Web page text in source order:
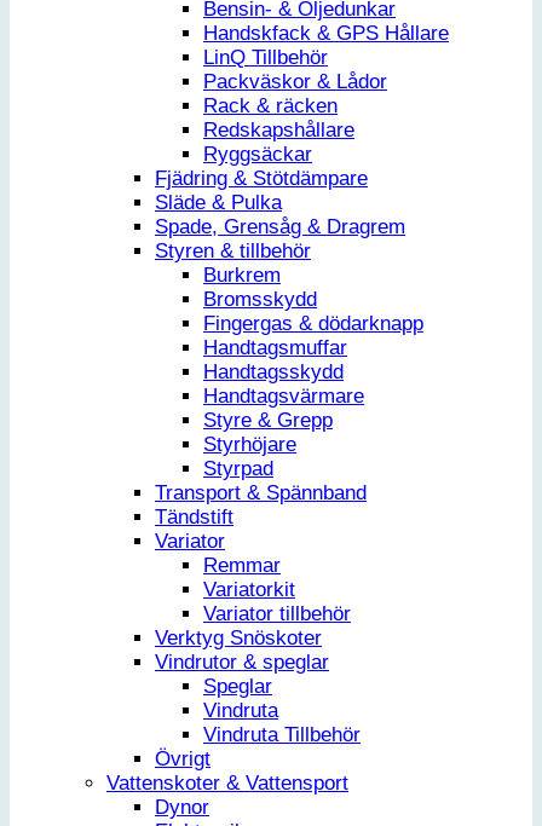
Bensin- & Oljedunkar
Handskfack & GPS Hållare
LinQ Tillbehör
Packväskor & Lådor
Rack & räcken
Redskapshållare
Ryggsäckar
Fjädring & Stötdämpare
Släde & Pulka
Spade, Grensåg & Dragrem
Styren & tillbehör
Burkrem
Bromsskydd
Fingergas & dödarknapp
Handtagsmuffar
Handtagsskydd
Handtagsvärmare
Styre & Grepp
Styrhöjare
Styrpad
Transport & Spännband
Tändstift
Variator
Remmar
Variatorkit
Variator tillbehör
Verktyg Snöskoter
Vindrutor & speglar
Speglar
Vindruta
Vindruta Tillbehör
Övrigt
Vattenskoter & Vattensport
Dynor